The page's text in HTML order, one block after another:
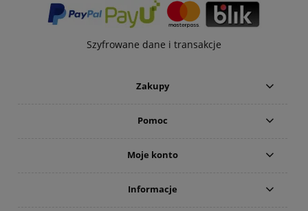
Szyfrowane dane i transakcje
Zakupy
Pomoc
Moje konto
Informacje